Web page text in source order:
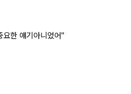
요한 얘기아니었어"